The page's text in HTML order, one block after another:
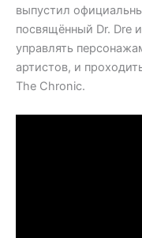
выпустил
посвящённый Dr. Dre
управлять
артистов, и
The Chronic.